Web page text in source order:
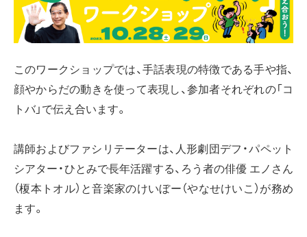
このワークショップでは、手話表現の特徴である手や指、
顔やからだの動きを使って表現し、参加者それぞれの「コ
トバ」で伝え合います。
講師およびファシリテーターは、人形劇団デフ・パペット
シアター・ひとみで長年活躍する、ろう者の俳優 エノさん
（榎本トオル）と音楽家のけいぼー（やなせけいこ）が務め
ます。